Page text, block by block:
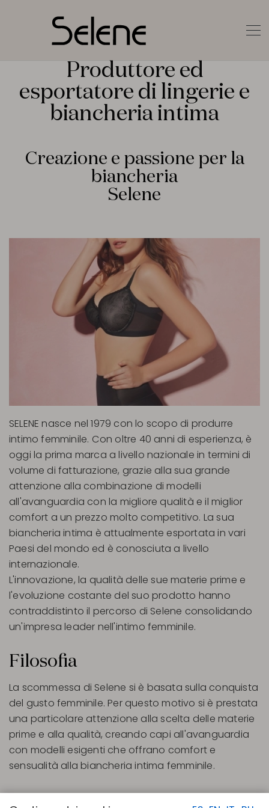
Produttore ed
esportatore di lingerie e
biancheria intima
Creazione e passione per la
biancheria
Selene
SELENE nasce nel 1979 con lo scopo di produrre
intimo femminile. Con oltre 40 anni di esperienza, è
oggi la prima marca a livello nazionale in termini di
volume di fatturazione, grazie alla sua grande
attenzione alla combinazione di modelli
all'avanguardia con la migliore qualità e il miglior
comfort a un prezzo molto competitivo. La sua
biancheria intima è attualmente esportata in vari
Paesi del mondo ed è conosciuta a livello
internazionale.
L'innovazione, la qualità delle sue materie prime e
l'evoluzione costante del suo prodotto hanno
contraddistinto il percorso di Selene consolidando
un'impresa leader nell'intimo femminile.
Filosofia
La scommessa di Selene si è basata sulla conquista
del gusto femminile. Per questo motivo si è prestata
una particolare attenzione alla scelta delle materie
prime e alla qualità, creando capi all'avanguardia
con modelli esigenti che offrano comfort e
sensualità alla biancheria intima femminile.